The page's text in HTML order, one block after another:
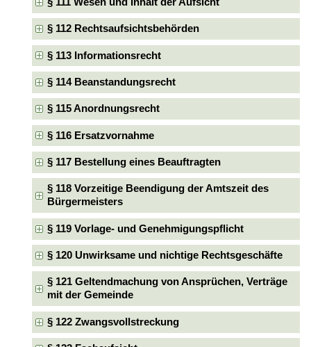
§ 112 Rechtsaufsichtsbehörden
§ 113 Informationsrecht
§ 114 Beanstandungsrecht
§ 115 Anordnungsrecht
§ 116 Ersatzvornahme
§ 117 Bestellung eines Beauftragten
§ 118 Vorzeitige Beendigung der Amtszeit des
Bürgermeisters
§ 119 Vorlage- und Genehmigungspflicht
§ 120 Unwirksame und nichtige Rechtsgeschäfte
§ 121 Geltendmachung von Ansprüchen, Verträge
mit der Gemeinde
§ 122 Zwangsvollstreckung